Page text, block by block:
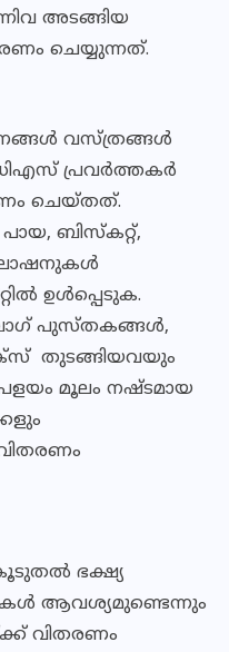
അടങ്ങിയ
ചെയ്യുന്നത്.
വസ്ത്രങ്ങള്‍
പ്രവര്‍ത്തകര്‍
ചെയ്തത്.
ബിസ്‌കറ്റ്,
ഉള്‍പ്പെടുക.
ബാഗ് പുസ്തകങ്ങള്‍,
തുടങ്ങിയവയും
മൂലം നഷ്ടമായ
ഭക്ഷ്യ
ആവശ്യമുണ്ടെന്നും
വിതരണം